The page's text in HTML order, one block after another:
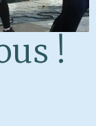
!